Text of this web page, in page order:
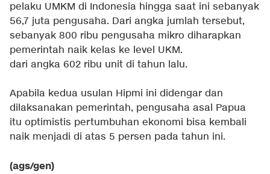
pelaku UMKM di Indonesia hingga saat ini sebanyak
56,7 juta pengusaha. Dari angka jumlah tersebut,
sebanyak 800 ribu pengusaha mikro diharapkan
pemerintah naik kelas ke level UKM.
dari angka 602 ribu unit di tahun lalu.
Apabila kedua usulan Hipmi ini didengar dan
dilaksanakan pemerintah, pengusaha asal Papua
itu optimistis pertumbuhan ekonomi bisa kembali
naik menjadi di atas 5 persen pada tahun ini.
(ags/gen)